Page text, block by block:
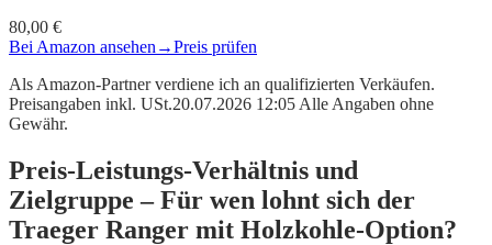
80,00 €
Bei Amazon ansehen →Preis prüfen
Als Amazon-Partner verdiene ich an qualifizierten Verkäufen.
Preisangaben inkl. USt.20.07.2026 12:05 Alle Angaben ohne
Gewähr.
Preis-Leistungs-Verhältnis und
Zielgruppe – Für wen lohnt sich der
Traeger Ranger mit Holzkohle-Option?